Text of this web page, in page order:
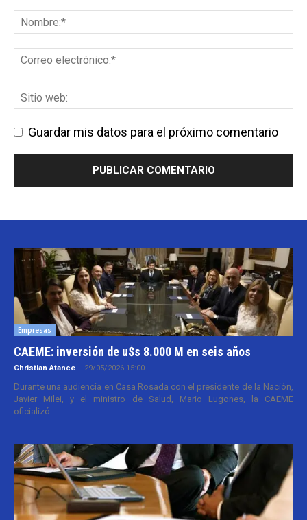
Guardar mis datos para el próximo comentario
Empresas
CAEME: inversión de u$s 8.000 M en seis años
Christian Atance - 29/05/2026 15:00
Durante una audiencia en Casa Rosada con el presidente de la Nación,
Javier Milei, y el ministro de Salud, Mario Lugones, la CAEME
oficializó...